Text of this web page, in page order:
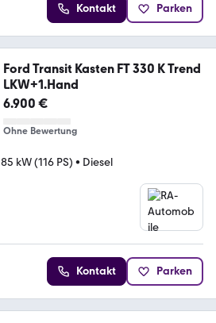
Kontakt Parken
Ford Transit Kasten FT 330 K Trend
LKW+1.Hand
6.900 €
Ohne Bewertung
85 kW (116 PS) • Diesel
Kontakt Parken